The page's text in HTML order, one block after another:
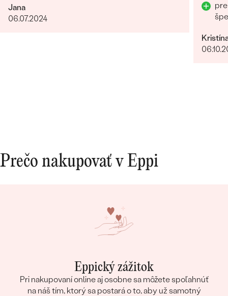
Jana
06.07.2024
Prečo nakupovať v Eppi
Eppický zážitok
Pri nakupovaní online aj osobne sa môžete spoľahnúť
na náš tím, ktorý sa postará o to, aby už samotný